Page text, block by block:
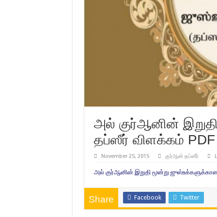
அல் குர்ஆனின்
தப்ஸீர் விளக்கம் PDF
November 25, 2015 குர்ஆன் தப்ஸீர்
அல் குர்ஆனின் இறுதி மூன்று
Share Facebook Twitter